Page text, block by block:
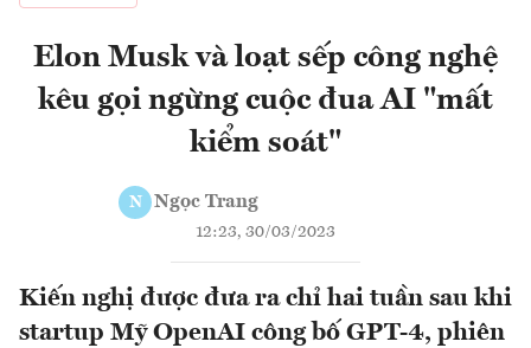
Elon Musk và loạt sếp công nghệ
kêu gọi ngừng cuộc đua AI "mất
kiểm soát"
N Ngọc Trang
12:23, 30/03/2023
Kiến nghị được đưa ra chỉ hai tuần sau khi
startup Mỹ OpenAI công bố GPT-4, phiên